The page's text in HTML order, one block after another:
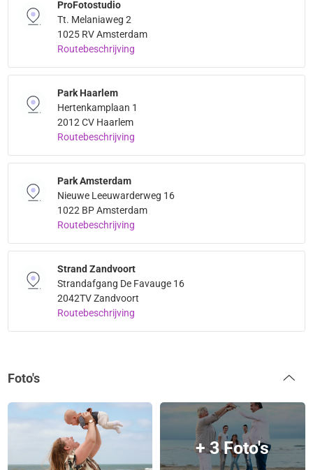
ProFotostudio
Tt. Melaniaweg 2
1025 RV Amsterdam
Routebeschrijving
Park Haarlem
Hertenkamplaan 1
2012 CV Haarlem
Routebeschrijving
Park Amsterdam
Nieuwe Leeuwarderweg 16
1022 BP Amsterdam
Routebeschrijving
Strand Zandvoort
Strandafgang De Favauge 16
2042TV Zandvoort
Routebeschrijving
Foto's
+ 3 Foto's